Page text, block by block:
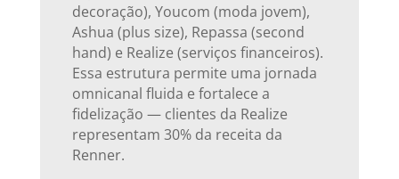
decoração), Youcom (moda jovem),
Ashua (plus size), Repassa (second
hand) e Realize (serviços financeiros).
Essa estrutura permite uma jornada
omnicanal fluida e fortalece a
fidelização — clientes da Realize
representam 30% da receita da
Renner.